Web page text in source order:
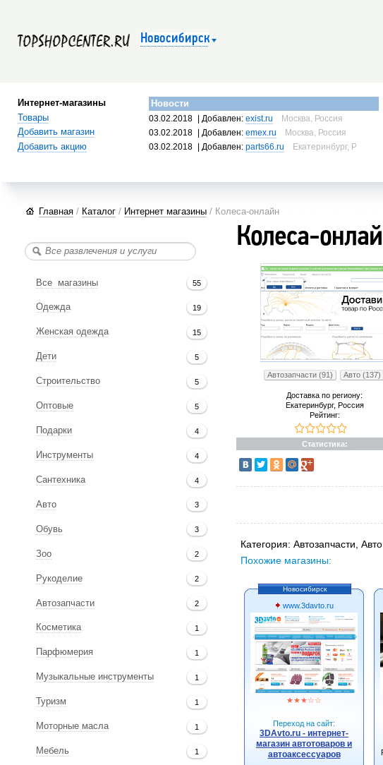
Новосибирск
Интернет-магазины
Товары
Добавить магазин
Добавить акцию
Новости
03.02.2018 | Добавлен: exist.ru
Москва, Россия
03.02.2018
| Добавлен: emex.ru
Москва, Россия
03.02.2018
| Добавлен: parts66.ru Екатеринбург, Россия
Главная / Каталог / Интернет магазины / Колеса-онлайн
Все магазины 55
Одежда 19
Женская одежда 15
Дети 5
Строительство 5
Оптовые 5
Подарки 4
Инструменты 4
Сантехника 4
Авто 3
Обувь 3
Зоо 2
Рукоделие 2
Автозапчасти 2
Косметика 1
Парфюмерия 1
Музыкальные инструменты 1
Туризм 1
Моторные масла 1
Мебель 1
Колеса-
Автозапчасти (91) Авто (137)
Доставка по региону:
Екатеринбург, Россия
Рейтинг:
Статистика:
Категория: Автозапчасти, Авто
Похожие магазины:
Новосибирск
www.3davto.ru
★★★☆☆
Переход на сайт:
3DAvto.ru - интернет-
магазин автотоваров и
автоаксессуаров